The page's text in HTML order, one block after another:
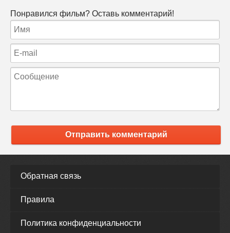
Понравился фильм? Оставь комментарий!
Отправить комментарий
Обратная связь
Правила
Политика конфиденциальности